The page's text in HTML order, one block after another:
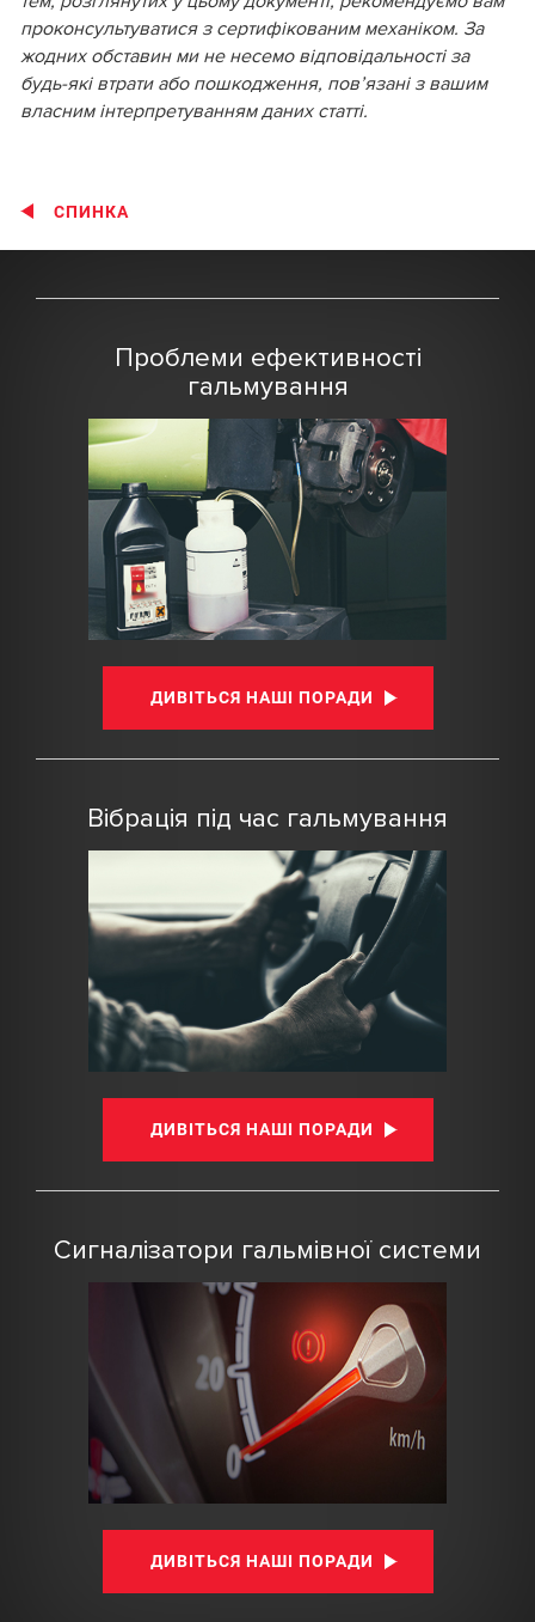
проконсультуватися з сертифікованим механіком. За
жодних обставин ми не несемо відповідальності за
будь-які втрати або пошкодження, пов’язані з вашим
власним інтерпретуванням даних статті.
СПИНКА
Проблеми ефективності
гальмування
ДИВІТЬСЯ НАШІ ПОРАДИ
Вібрація під час гальмування
ДИВІТЬСЯ НАШІ ПОРАДИ
Сигналізатори гальмівної системи
ДИВІТЬСЯ НАШІ ПОРАДИ